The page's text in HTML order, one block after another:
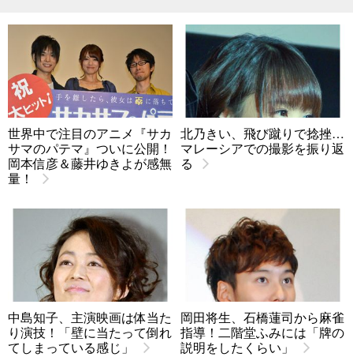
世界中で注目のアニメ『サカ
サマのパテマ』ついに公開！
岡本信彦＆藤井ゆきよが感無
量！
北乃きい、飛び蹴りで捻挫…
マレーシアでの撮影を振り返
る
中島知子、主演映画は体当た
り演技！「壁に当たって倒れ
てしまっている感じ」
岡田将生、石橋蓮司から麻雀
指導！二階堂ふみには「牌の
説明をしたくらい」